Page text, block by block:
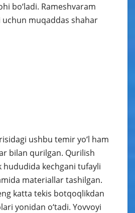
bo‘ladi. Rameshvaram
muqaddas shahar
ushbu temir yo‘l ham
bilan qurilgan. Qurilish
kechgani tufayli
materiallar tashilgan.
katta tekis botqoqlikdan
yonidan o‘tadi. Yovvoyi